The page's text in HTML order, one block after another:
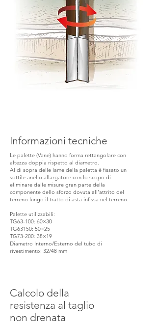
Informazioni tecniche
Le palette (Vane) hanno forma rettangolare con
altezza doppia rispetto al diametro.
Al di sopra delle lame della paletta è fissato un
sottile anello allargatore con lo scopo di
eliminare dalle misure gran parte della
componente dello sforzo dovuta all’attrito del
terreno lungo il tratto di asta infissa nel terreno.
Palette utilizzabili:
TG63-100: 60×30
TG63150: 50×25
TG73-200: 38×19
Diametro Interno/Esterno del tubo di
rivestimento: 32/48 mm
Calcolo della
resistenza al taglio
non drenata